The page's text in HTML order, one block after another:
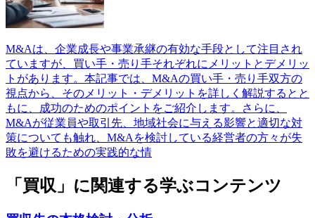
M&Aは、企業成長や事業承継の有効な手段として注目され
ていますが、買い手・売り手それぞれにメリットとデメリッ
トがあります。本記事では、M&Aの買い手・売り手双方の
視点から、そのメリット・デメリットを詳しく解説するとと
もに、成功のためのポイントをご紹介します。さらに、
M&Aが従業員や取引先、地域社会に与える影響と適切な対
策についても触れ、M&Aを検討している経営者の方々が失
敗を避けるための実践的な情
「買収」に関連する学ぶコンテンツ